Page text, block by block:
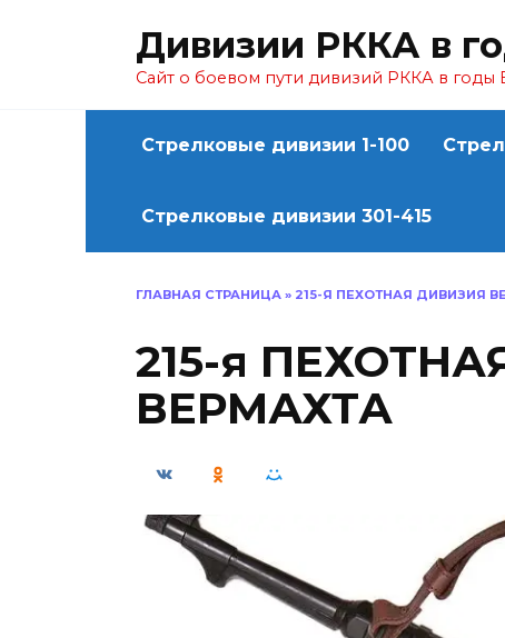
Дивизии РККА в
Сайт о боевом пути дивизий РККА в
Стрелковые дивизии 1-100
Стрелковые дивизии 301-415
ГЛАВНАЯ СТРАНИЦА » 215-Я ПЕХОТНАЯ ДИВИЗИЯ
215-я
ВЕРМАХТА